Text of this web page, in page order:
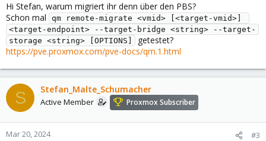
Hi Stefan, warum migriert ihr denn über den PBS?
Schon mal
qm remote-migrate <vmid> [<target-vmid>]
<target-endpoint> --target-bridge <string> --target-
storage <string> [OPTIONS]
getestet?
https://pve.proxmox.com/pve-docs/qm.1.html
S Stefan_Malte_Schumacher
Active Member Proxmox Subscriber
Mar 20, 2024 #3